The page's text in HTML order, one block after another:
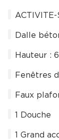
ACTIVITE-
Dalle
Hauteur :
Fenêtres
Faux
1 Douche
1 Grand